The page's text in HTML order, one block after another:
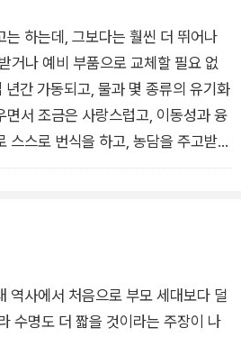
는 하는데, 그보다는 훨씬 더 뛰어나
거나 예비 부품으로 교체할 필요 없
간 가동되고, 물과 몇 종류의 유기화
면서 조금은 사랑스럽고, 이동성과 융
스스로 번식을 하고, 농담을 주고받
을 감상하고, 시원한 산들바람을 느
문의 여지가 없다. 당신은 진정으로
역사에서 처음으로 부모 세대보다 덜
수명도 더 짧을 것이라는 주장이 나